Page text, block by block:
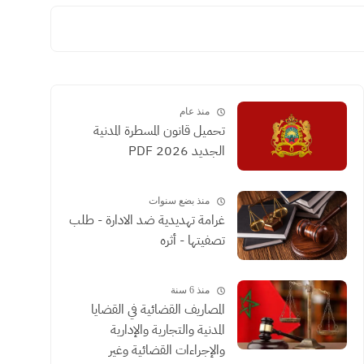
منذ عام
تحميل قانون المسطرة المدنية
الجديد 2026 PDF
منذ بضع سنوات
غرامة تهديدية ضد الادارة - طلب
تصفيتها - أثره
منذ 6 سنة
المصاريف القضائية في القضايا
المدنية والتجارية والإدارية
والإجراءات القضائية وغير